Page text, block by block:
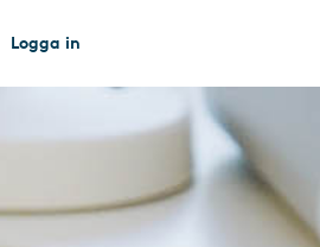
Logga in